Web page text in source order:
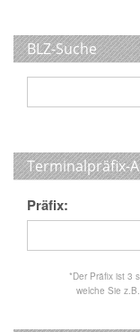
BLZ-Suche
Terminalpräfix-
Präfix:
*Der Präfix ist 3
welche Sie